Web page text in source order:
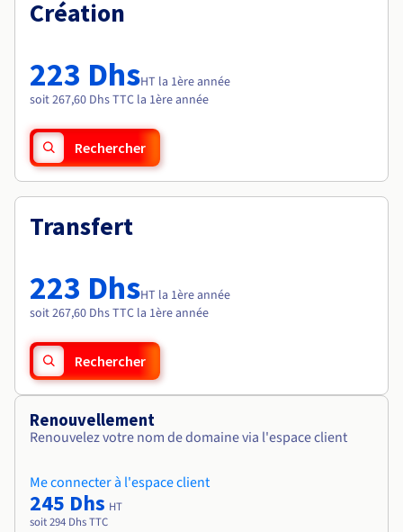
Tarifs
Roadmap & Changelog
Roadmap & Changelog
Création
223 DhsHT la 1ère année
soit 267,60 Dhs TTC la 1ère année
Rechercher
Transfert
223 DhsHT la 1ère année
soit 267,60 Dhs TTC la 1ère année
Rechercher
Renouvellement
Renouvelez votre nom de domaine via l'espace client
Me connecter à l'espace client
245 Dhs HT
soit 294 Dhs TTC